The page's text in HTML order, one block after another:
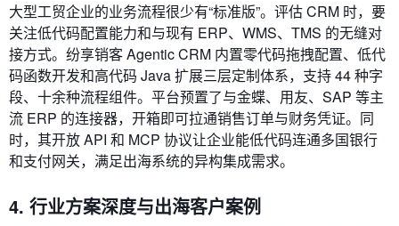
大型工贸企业的业务流程很少有“标准版”。评估 CRM 时，要
关注低代码配置能力和与现有 ERP、WMS、TMS 的无缝对
接方式。纷享销客 Agentic CRM 内置零代码拖拽配置、低代
码函数开发和高代码 Java 扩展三层定制体系，支持 44 种字
段、十余种流程组件。平台预置了与金蝶、用友、SAP 等主
流 ERP 的连接器，开箱即可拉通销售订单与财务凭证。同
时，其开放 API 和 MCP 协议让企业能低代码连通多国银行
和支付网关，满足出海系统的异构集成需求。
4. 行业方案深度与出海客户案例